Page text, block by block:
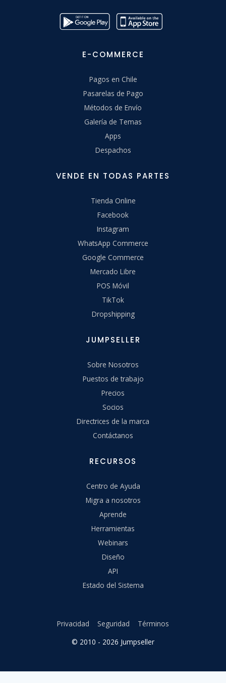
E-COMMERCE
Pagos en Chile
Pasarelas de Pago
Métodos de Envío
Galería de Temas
Apps
Despachos
VENDE EN TODAS PARTES
Tienda Online
Facebook
Instagram
WhatsApp Commerce
Google Commerce
Mercado Libre
POS Móvil
TikTok
Dropshipping
JUMPSELLER
Sobre Nosotros
Puestos de trabajo
Precios
Socios
Directrices de la marca
Contáctanos
RECURSOS
Centro de Ayuda
Migra a nosotros
Aprende
Herramientas
Webinars
Diseño
API
Estado del Sistema
© 2010 - 2026 Jumpseller
Privacidad Seguridad Términos